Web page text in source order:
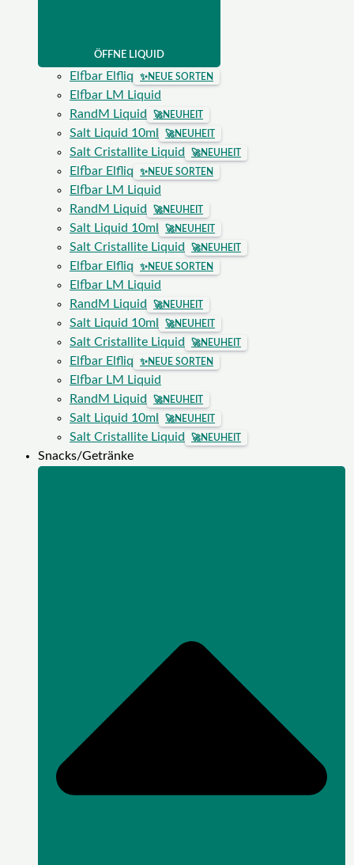
ÖFFNE LIQUID
Elfbar Elfliq ✨NEUE SORTEN
Elfbar LM Liquid
RandM Liquid
🚀NEUHEIT
Salt Liquid 10ml 🚀NEUHEIT
Salt Cristallite Liquid 🚀NEUHEIT
Elfbar Elfliq ✨NEUE SORTEN
Elfbar LM Liquid
RandM Liquid
🚀NEUHEIT
Salt Liquid 10ml 🚀NEUHEIT
Salt Cristallite Liquid 🚀NEUHEIT
Elfbar Elfliq ✨NEUE SORTEN
Elfbar LM Liquid
RandM Liquid
🚀NEUHEIT
Salt Liquid 10ml 🚀NEUHEIT
Salt Cristallite Liquid 🚀NEUHEIT
Elfbar Elfliq ✨NEUE SORTEN
Elfbar LM Liquid
RandM Liquid
🚀NEUHEIT
Salt Liquid 10ml 🚀NEUHEIT
Salt Cristallite Liquid 🚀NEUHEIT
Snacks/Getränke